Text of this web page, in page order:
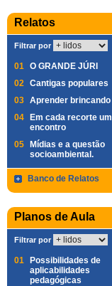
Relatos
Filtrar por
01 O GRANDE JÚRI
02 Cantigas populares
03 Aprender brincando
04
Em cada recorte um
encontro
05
Mídias e a questão
socioambiental.
Banco de Relatos
Planos de Aula
Filtrar por
01
Possibilidades de
aplicabilidades
pedagógicas